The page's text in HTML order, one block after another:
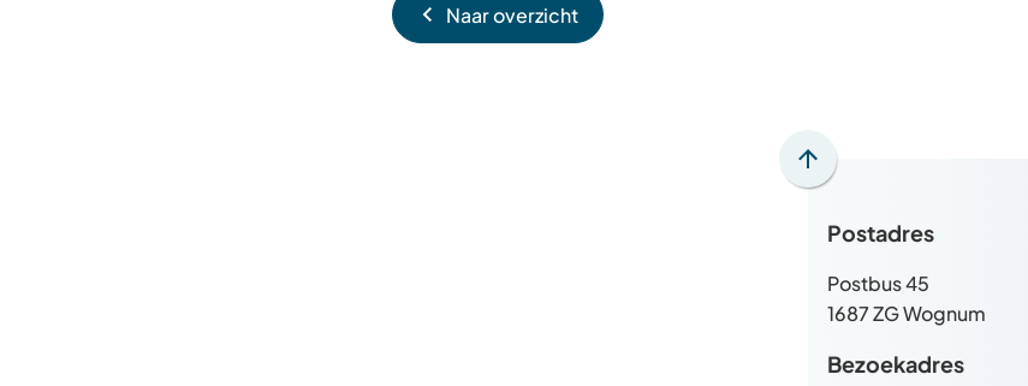
Naar overzicht
Scroll
boven
het
begin
van
Postadres
Postbus 45
1687 ZG Wognum
Bezoekadres